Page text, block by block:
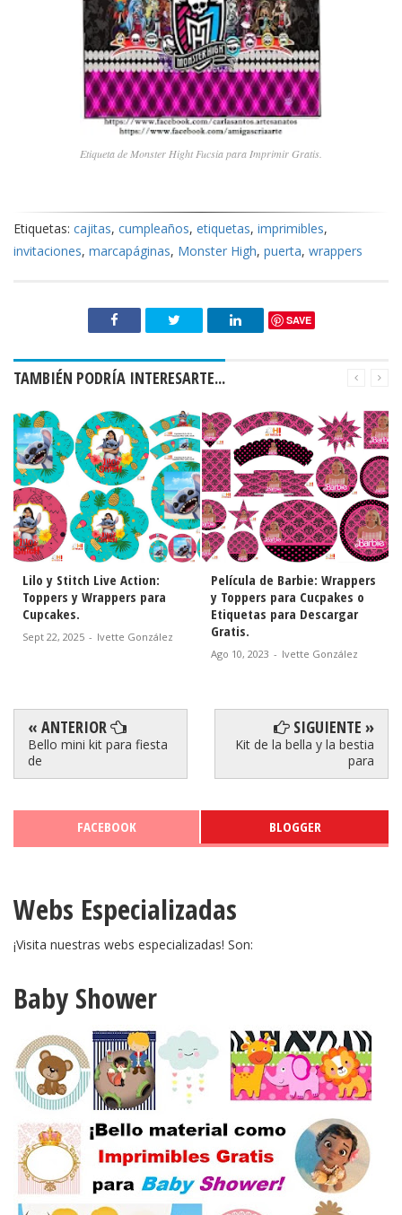
Etiqueta de Monster Hight Fucsia para Imprimir Gratis.
Etiquetas: cajitas, cumpleaños, etiquetas, imprimibles,
invitaciones, marcapáginas, Monster High, puerta, wrappers
SAVE
TAMBIÉN PODRÍA INTERESARTE...
Lilo y Stitch Live Action:
Toppers y Wrappers para
Cupcakes.
Sept 22, 2025 - Ivette González
Película de Barbie: Wrappers
y Toppers para Cucpakes o
Etiquetas para Descargar
Gratis.
Ago 10, 2023 - Ivette González
« ANTERIOR
Bello mini kit para fiesta
de
SIGUIENTE »
Kit de la bella y la bestia
para
FACEBOOK BLOGGER
Webs Especializadas
¡Visita nuestras webs especializadas! Son:
Baby Shower